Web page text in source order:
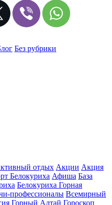
Без рубрики
отдых Акции Акция
Белокуриха Афиша База
Белокуриха Горная
профессионалы Всемирный
Горный Алтай Гороскоп